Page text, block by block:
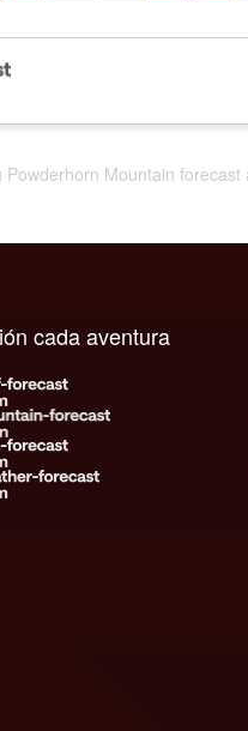
Powderhorn Mountain forecast
cada aventura